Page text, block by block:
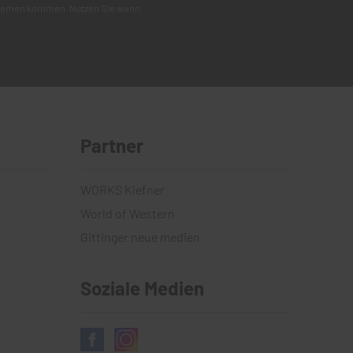
Partner
World of Western
Gittinger neue medien
Soziale Medien